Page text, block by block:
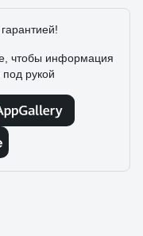
чтобы информация
рукой